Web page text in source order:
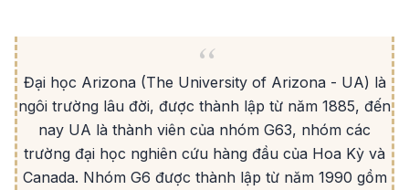
Đại học Arizona (The University of Arizona - UA) là
ngôi trường lâu đời, được thành lập từ năm 1885, đến
nay UA là thành viên của nhóm G63, nhóm các
trường đại học nghiên cứu hàng đầu của Hoa Kỳ và
Canada. Nhóm G6 được thành lập từ năm 1990 gồm